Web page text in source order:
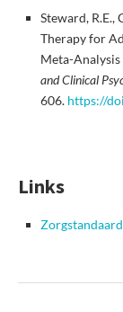
Steward, R.E.,
Therapy for
Meta-Analysis
and Clinical
606. https://
Links